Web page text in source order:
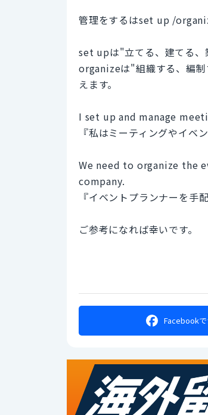
管理をするはset up /
set upは"立てる、建てる、
organizeは"組織する、編制
えます。
I set up and manage
『私はミーティングやイベ
We need to organize the
company.
『イベントプランナーを手
ご参考になれば幸いです。
Facebookで